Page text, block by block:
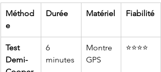
Méthod
e
Durée Matériel Fiabilité
Test
Demi-
6
minutes
Montre
GPS
⭐⭐⭐⭐